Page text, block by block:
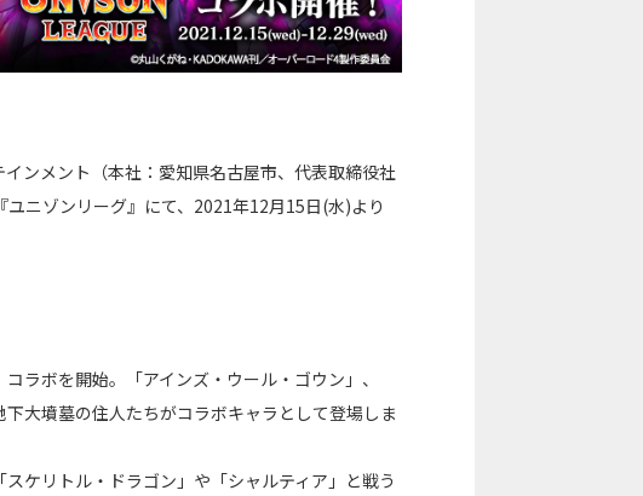
ンメント（本社：愛知県名古屋市、代表取締役社
ニゾンリーグ』にて、2021年12月15日(水)より
ラボを開始。「アインズ・ウール・ゴウン」、
大墳墓の住人たちがコラボキャラとして登場しま
ケリトル・ドラゴン」や「シャルティア」と戦う